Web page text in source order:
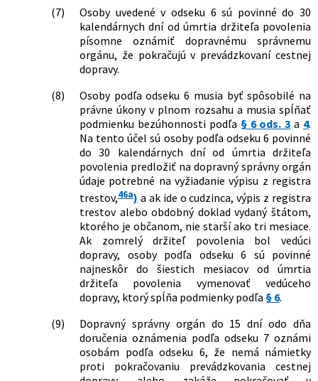
(7)
Osoby uvedené v odseku 6 sú povinné do 30
kalendárnych dní od úmrtia držiteľa povolenia
písomne oznámiť dopravnému správnemu
orgánu, že pokračujú v prevádzkovaní cestnej
dopravy.
(8)
Osoby podľa odseku 6 musia byť spôsobilé na
právne úkony v plnom rozsahu a musia spĺňať
podmienku bezúhonnosti podľa § 6 ods. 3 a 4.
Na tento účel sú osoby podľa odseku 6 povinné
do 30 kalendárnych dní od úmrtia držiteľa
povolenia predložiť na dopravný správny orgán
údaje potrebné na vyžiadanie výpisu z registra
trestov,46a) a ak ide o cudzinca, výpis z registra
trestov alebo obdobný doklad vydaný štátom,
ktorého je občanom, nie starší ako tri mesiace.
Ak zomrelý držiteľ povolenia bol vedúci
dopravy, osoby podľa odseku 6 sú povinné
najneskôr do šiestich mesiacov od úmrtia
držiteľa povolenia vymenovať vedúceho
dopravy, ktorý spĺňa podmienky podľa § 6.
(9)
Dopravný správny orgán do 15 dní odo dňa
doručenia oznámenia podľa odseku 7 oznámi
osobám podľa odseku 6, že nemá námietky
proti pokračovaniu prevádzkovania cestnej